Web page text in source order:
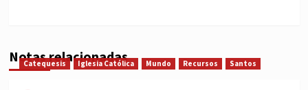
Notas relacionadas
Catequesis Iglesia Católica Mundo Recursos Santos